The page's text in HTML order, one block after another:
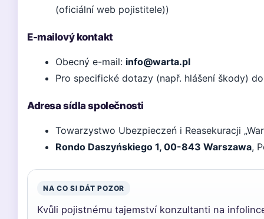
(oficiální web pojistitele))
E-mailový kontakt
Obecný e-mail: info@warta.pl
Pro specifické dotazy (např. hlášení škody)
Adresa sídla společnosti
Towarzystwo Ubezpieczeń i Reasekuracji
Rondo Daszyńskiego 1, 00-843 Warszawa,
NA CO SI DÁT POZOR
Kvůli pojistnému tajemství konzultanti na